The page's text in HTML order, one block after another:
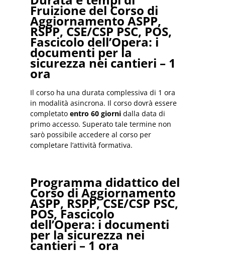
Fruizione del Corso di
Aggiornamento ASPP,
RSPP, CSE/CSP PSC, POS,
Fascicolo dell’Opera: i
documenti per la
sicurezza nei cantieri – 1
ora
Il corso ha una durata complessiva di 1 ora
in modalità asincrona. Il corso dovrà essere
completato entro 60 giorni dalla data di
primo accesso. Superato tale termine non
sarò possibile accedere al corso per
completare l’attività formativa.
Programma didattico del
Corso di Aggiornamento
ASPP, RSPP, CSE/CSP PSC,
POS, Fascicolo
dell’Opera: i documenti
per la sicurezza nei
cantieri – 1 ora